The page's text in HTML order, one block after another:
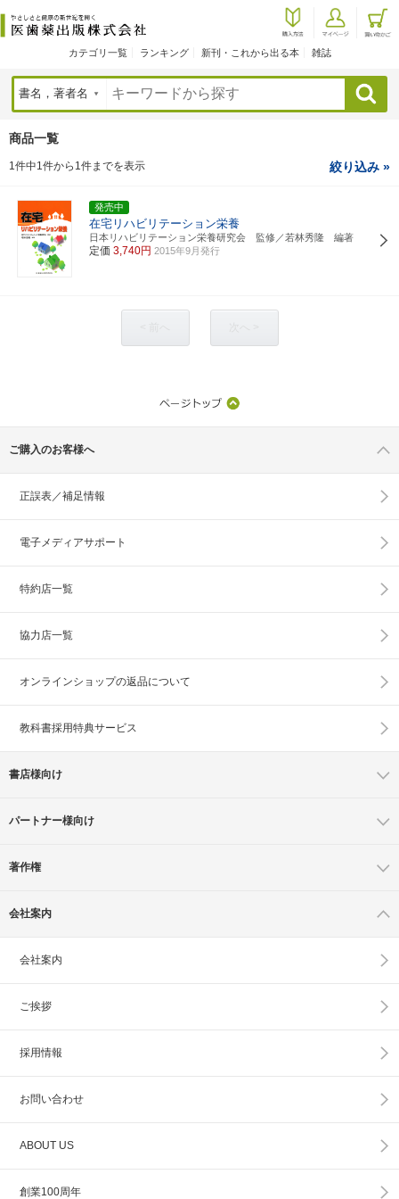
カテゴリ一覧 ランキング 新刊・これから出る本 雑誌
検索
商品一覧
1件中1件から1件までを表示 絞り込み »
発売中
在宅リハビリテーション栄養
日本リハビリテーション栄養研究会 監修／若林秀隆 編著
定価 3,740円 2015年9月発行
ご購入のお客様へ
正誤表／補足情報
電子メディアサポート
特約店一覧
協力店一覧
オンラインショップの返品について
教科書採用特典サービス
書店様向け
パートナー様向け
著作権
会社案内
会社案内
ご挨拶
採用情報
お問い合わせ
ABOUT US
創業100周年